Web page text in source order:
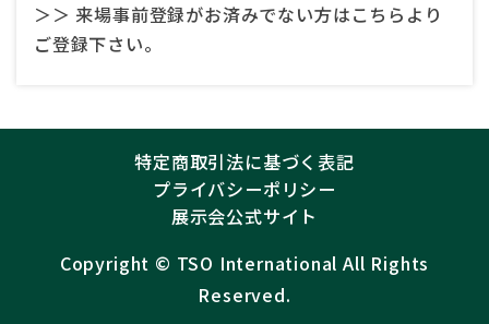
＞＞ 来場事前登録がお済みでない方はこちらより
ご登録下さい。
特定商取引法に基づく表記
プライバシーポリシー
展示会公式サイト
Copyright ©︎ TSO International All Rights
Reserved.